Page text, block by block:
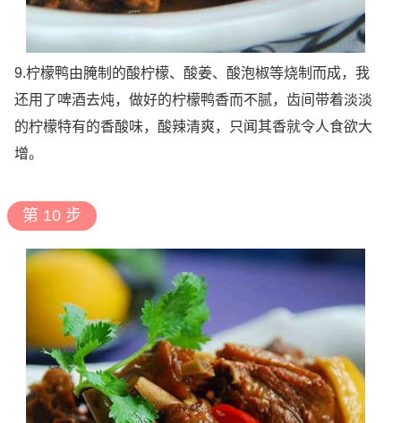
9.柠檬鸭由腌制的酸柠檬、酸姜、酸泡椒等烧制而成，我
还用了啤酒去炖，做好的柠檬鸭香而不腻，齿间带着淡淡
的柠檬特有的香酸味，酸辣清爽，只闻其香就令人食欲大
增。
第 10 步